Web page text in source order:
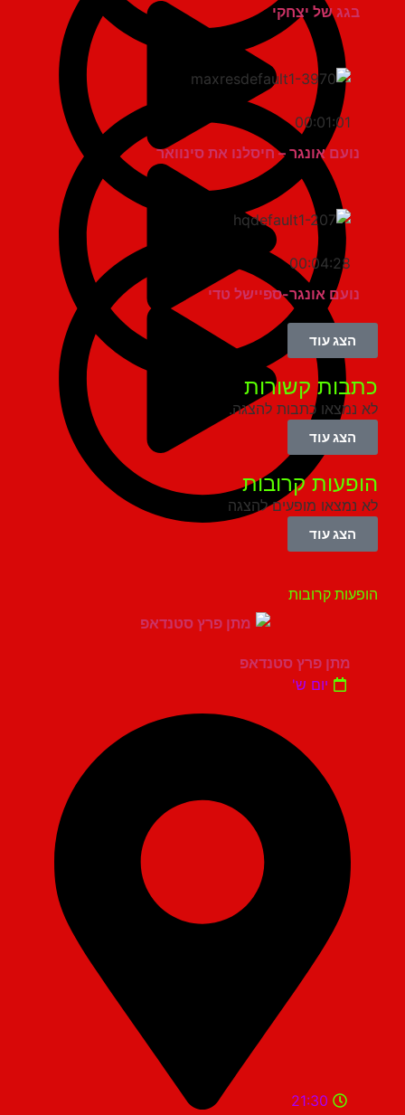
בגג של יצחקי
00:01:01
נועם אונגר – חיסלנו את סינוואר
00:04:28
נועם אונגר-ספיישל טדי
הצג עוד
קשורות
כתבות להצגה.
הצג עוד
קרובות
מופעים להצגה
הצג עוד
קרובות
מתן פרץ סטנדאפ
יום ש'
21:30